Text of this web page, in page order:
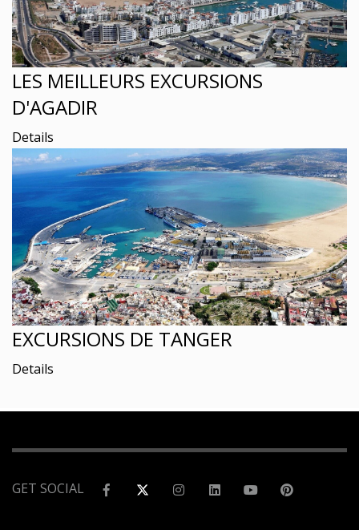
LES MEILLEURS EXCURSIONS
D'AGADIR
Details
EXCURSIONS DE TANGER
Details
GET SOCIAL